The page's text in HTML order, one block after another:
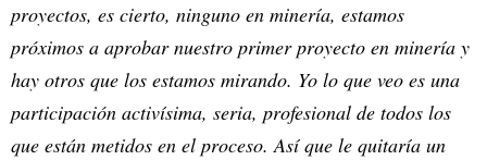
proyectos, es cierto, ninguno en minería, estamos
próximos a aprobar nuestro primer proyecto en minería y
hay otros que los estamos mirando. Yo lo que veo es una
participación activísima, seria, profesional de todos los
que están metidos en el proceso. Así que le quitaría un